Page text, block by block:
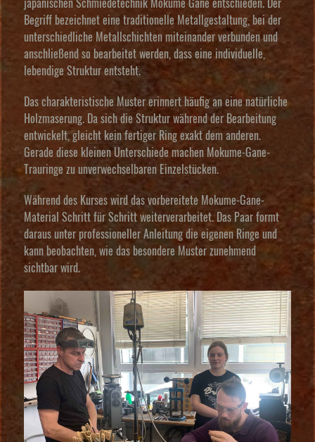
japanischen Schmiedetechnik Mokume Gane entschieden. Der
Begriff bezeichnet eine traditionelle Metallgestaltung, bei der
unterschiedliche Metallschichten miteinander verbunden und
anschließend so bearbeitet werden, dass eine individuelle,
lebendige Struktur entsteht.
Das charakteristische Muster erinnert häufig an eine natürliche
Holzmaserung. Da sich die Struktur während der Bearbeitung
entwickelt, gleicht kein fertiger Ring exakt dem anderen.
Gerade diese kleinen Unterschiede machen Mokume-Gane-
Trauringe zu unverwechselbaren Einzelstücken.
Während des Kurses wird das vorbereitete Mokume-Gane-
Material Schritt für Schritt weiterverarbeitet. Das Paar formt
daraus unter professioneller Anleitung die eigenen Ringe und
kann beobachten, wie das besondere Muster zunehmend
sichtbar wird.